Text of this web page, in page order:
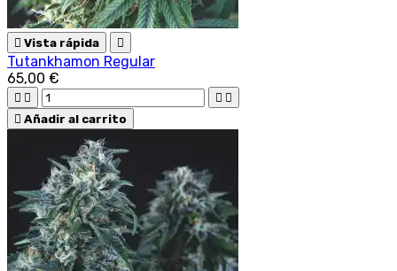
 Vista rápida 
Tutankhamon Regular
65,00 €
   
 Añadir al carrito